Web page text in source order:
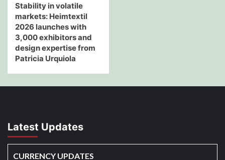
Stability in volatile
markets: Heimtextil
2026 launches with
3,000 exhibitors and
design expertise from
Patricia Urquiola
Latest Updates
CURRENCY UPDATES